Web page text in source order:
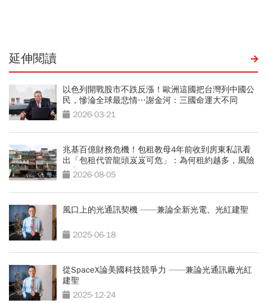
延伸閱讀
以色列開戰股市不跌反漲！歐洲這國把台灣列中國公
民，慘淪全球最悲情…謝金河：三國命運大不同
2026-03-21
兆基百億財務危機！包租教母4年前收到房東私訊看
出「包租代管龍頭岌岌可危」：為何租約越多，風險
越高？
2026-08-05
風口上的光通訊契機 ——兼論全新光電、光紅建聖
2025-06-18
從SpaceX論美國科技競爭力 ——兼論光通訊廠光紅
建聖
2025-12-24